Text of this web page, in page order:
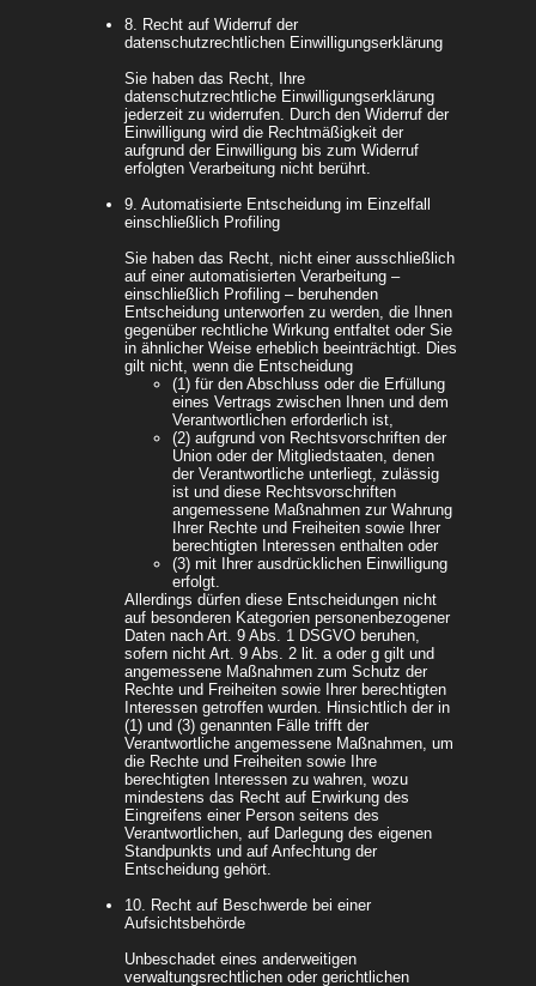
8. Recht auf Widerruf der
datenschutzrechtlichen Einwilligungserklärung
Sie haben das Recht, Ihre
datenschutzrechtliche Einwilligungserklärung
jederzeit zu widerrufen. Durch den Widerruf der
Einwilligung wird die Rechtmäßigkeit der
aufgrund der Einwilligung bis zum Widerruf
erfolgten Verarbeitung nicht berührt.
9. Automatisierte Entscheidung im Einzelfall
einschließlich Profiling
Sie haben das Recht, nicht einer ausschließlich
auf einer automatisierten Verarbeitung –
einschließlich Profiling – beruhenden
Entscheidung unterworfen zu werden, die Ihnen
gegenüber rechtliche Wirkung entfaltet oder Sie
in ähnlicher Weise erheblich beeinträchtigt. Dies
gilt nicht, wenn die Entscheidung
(1) für den Abschluss oder die Erfüllung
eines Vertrags zwischen Ihnen und dem
Verantwortlichen erforderlich ist,
(2) aufgrund von Rechtsvorschriften der
Union oder der Mitgliedstaaten, denen
der Verantwortliche unterliegt, zulässig
ist und diese Rechtsvorschriften
angemessene Maßnahmen zur Wahrung
Ihrer Rechte und Freiheiten sowie Ihrer
berechtigten Interessen enthalten oder
(3) mit Ihrer ausdrücklichen Einwilligung
erfolgt.
Allerdings dürfen diese Entscheidungen nicht
auf besonderen Kategorien personenbezogener
Daten nach Art. 9 Abs. 1 DSGVO beruhen,
sofern nicht Art. 9 Abs. 2 lit. a oder g gilt und
angemessene Maßnahmen zum Schutz der
Rechte und Freiheiten sowie Ihrer berechtigten
Interessen getroffen wurden. Hinsichtlich der in
(1) und (3) genannten Fälle trifft der
Verantwortliche angemessene Maßnahmen, um
die Rechte und Freiheiten sowie Ihre
berechtigten Interessen zu wahren, wozu
mindestens das Recht auf Erwirkung des
Eingreifens einer Person seitens des
Verantwortlichen, auf Darlegung des eigenen
Standpunkts und auf Anfechtung der
Entscheidung gehört.
10. Recht auf Beschwerde bei einer
Aufsichtsbehörde
Unbeschadet eines anderweitigen
verwaltungsrechtlichen oder gerichtlichen